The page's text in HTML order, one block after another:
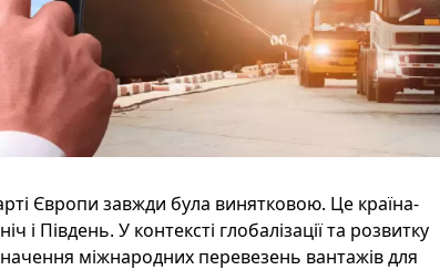
Європи завжди була винятковою. Це країна-
і Південь. У контексті глобалізації та розвитку
міжнародних перевезень вантажів для